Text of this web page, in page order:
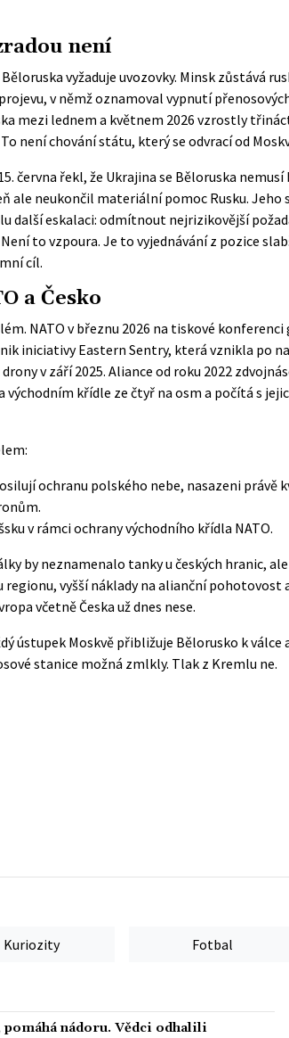
není
vyžaduje uvozovky. Minsk zůstává
v němž oznamoval vypnutí
mezi lednem a květnem 2026 vzrostly
není chování státu, který se odvrací od
června řekl, že Ukrajina se Běloruska nemusí
ale neukončil materiální pomoc Rusku. Jeho
další eskalaci: odmítnout nejrizikovější
to vzpoura. Je to vyjednávání z pozice
cíl.
a Česko
NATO v březnu 2026 na tiskové
iniciativy Eastern Sentry, která vznikla po
v září 2025. Aliance od roku 2022
křídle ze čtyř na osm a počítá s
ochranu polského nebe, nasazeni právě
v rámci ochrany východního křídla NATO.
by neznamenalo tanky u českých hranic,
vyšší náklady na alianční pohotovost
včetně Česka už dnes nese.
ústupek Moskvě přibližuje Bělorusko k válce
stanice možná zmlkly. Tlak z Kremlu ne.
Kuriozity Fotbal
pomáhá nádoru. Vědci odhalili